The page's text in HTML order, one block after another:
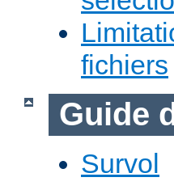
fichiers
Guide
Survol